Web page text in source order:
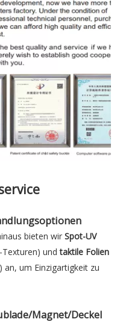
bieten wir Spot-UV
Texturen) undtaktile Folien
um Einzigartigkeit zu
Magnet/Deckel